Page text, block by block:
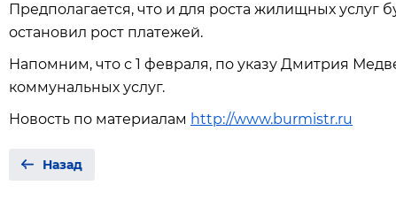
Предполагается, что и для роста жилищных услуг
остановил рост платежей.
Напомним, что с 1 февраля, по указу Дмитрия
коммунальных услуг.
Новость по материалам http://www.burmistr.ru
Назад